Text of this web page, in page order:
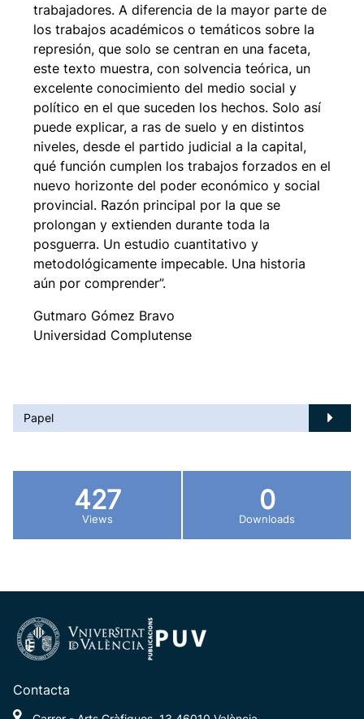
trabajadores. A diferencia de la mayor parte de
los trabajos académicos o temáticos sobre la
represión, que solo se centran en una faceta,
este texto muestra, con solvencia teórica, un
excelente conocimiento del medio social y
político en el que suceden los hechos. Solo así
puede explicar, a ras de suelo y en distintos
niveles, desde el partido judicial a la capital,
qué función cumplen los trabajos forzados en el
nuevo horizonte del poder económico y social
provincial. Razón principal por la que se
prolongan y extienden durante toda la
posguerra. Un estudio cuantitativo y
metodológicamente impecable. Una historia
aún por comprender”.
Gutmaro Gómez Bravo
Universidad Complutense
Papel
427
Views
0
Downloads
Contacta